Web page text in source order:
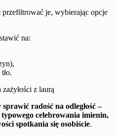
je, wybierając opcje
na:
z laurą
radość na odległość –
celebrowania imienin,
spotkania się osobiście.